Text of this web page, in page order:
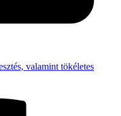
valamint tökéletes